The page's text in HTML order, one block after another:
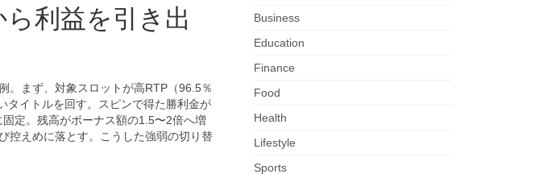
利益を引き出
。まず、対象スロットが高RTP（96.5％
タイトルを回す。スピンで得た勝利金が
定。残高がボーナス額の1.5〜2倍へ増
控えめに落とす。こうした強弱の切り替
Business
Education
Finance
Food
Health
Lifestyle
Sports